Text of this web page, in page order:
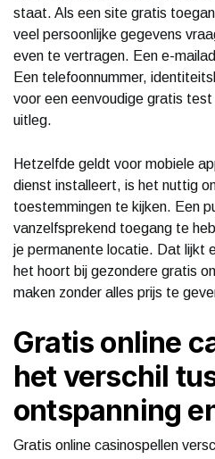
staat. Als een site gratis
veel persoonlijke gegevens
even te vertragen. Een e-
Een telefoonnummer,
voor een eenvoudige gratis
uitleg.
Hetzelfde geldt voor mobiele
dienst installeert, is het nuttig
toestemmingen te kijken. Een
vanzelfsprekend toegang te
je permanente locatie. Dat lijkt
het hoort bij gezondere gratis
maken zonder alles prijs te
Gratis online
het verschil
ontspanning
Gratis online casinospellen